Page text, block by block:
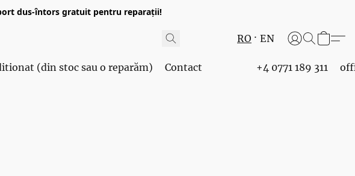
dus-întors gratuit pentru reparații!
RO EN
(din stoc sau o reparăm) Contact +4 0771 189 311